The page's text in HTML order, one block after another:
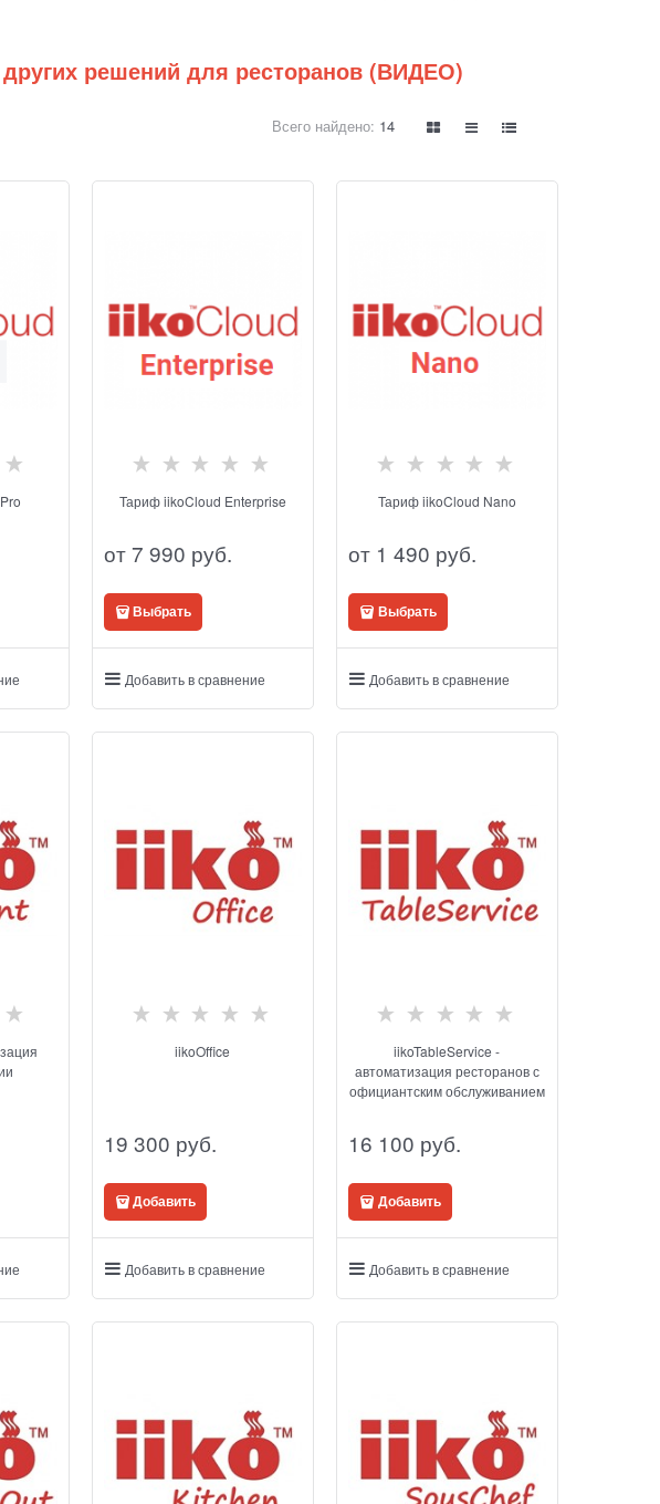
решений для ресторанов (ВИДЕО)
Всего найдено: 14
Тариф iikoCloud Enterprise
от7 990 руб.
Выбрать
Добавить в сравнение
Тариф iikoCloud Nano
от 1 490 руб.
Выбрать
Добавить в сравнение
iikoOffice
19 300 руб.
Добавить
Добавить в сравнение
iikoTableService -
автоматизация ресторанов с
официантским обслуживанием
16 100 руб.
Добавить
Добавить в сравнение